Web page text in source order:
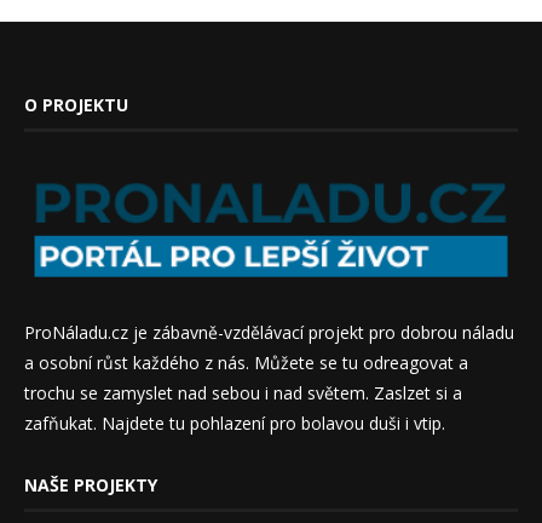
O PROJEKTU
ProNáladu.cz je zábavně-vzdělávací projekt pro dobrou náladu
a osobní růst každého z nás. Můžete se tu odreagovat a
trochu se zamyslet nad sebou i nad světem. Zaslzet si a
zafňukat. Najdete tu pohlazení pro bolavou duši i vtip.
NAŠE PROJEKTY